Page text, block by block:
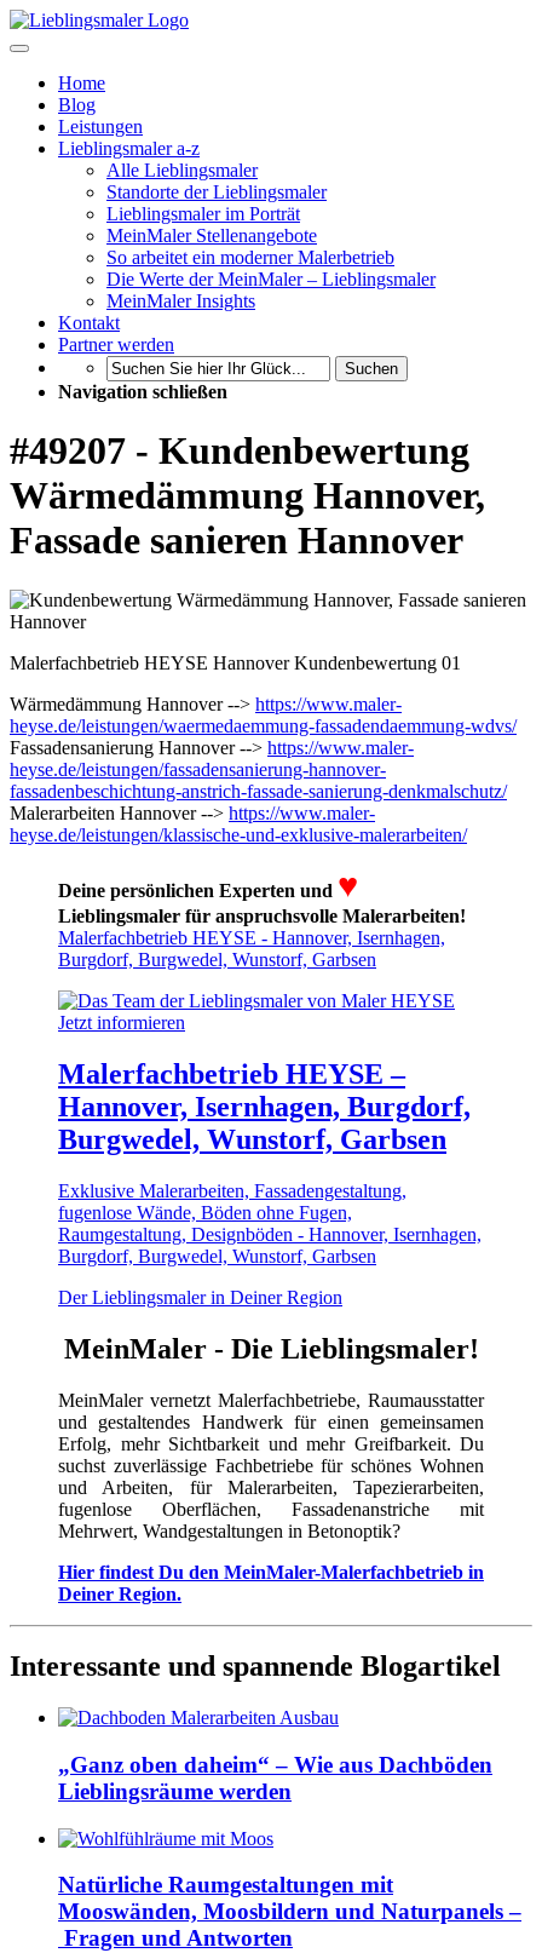
Home
Blog
Leistungen
Lieblingsmaler a-z
Alle Lieblingsmaler
Standorte der Lieblingsmaler
Lieblingsmaler im Porträt
MeinMaler Stellenangebote
So arbeitet ein moderner Malerbetrieb
Die Werte der MeinMaler – Lieblingsmaler
MeinMaler Insights
Kontakt
Partner werden
Suchen
Navigation schließen
#49207 - Kundenbewertung
Wärmedämmung Hannover,
Fassade sanieren Hannover
Malerfachbetrieb HEYSE Hannover Kundenbewertung 01
Wärmedämmung Hannover --> https://www.maler-
heyse.de/leistungen/waermedaemmung-fassadendaemmung-wdvs/
Fassadensanierung Hannover --> https://www.maler-
heyse.de/leistungen/fassadensanierung-hannover-
fassadenbeschichtung-anstrich-fassade-sanierung-denkmalschutz/
Malerarbeiten Hannover --> https://www.maler-
heyse.de/leistungen/klassische-und-exklusive-malerarbeiten/
Deine persönlichen Experten und ♥
Lieblingsmaler für anspruchsvolle Malerarbeiten!
Malerfachbetrieb HEYSE - Hannover, Isernhagen,
Burgdorf, Burgwedel, Wunstorf, Garbsen
Jetzt informieren
Malerfachbetrieb HEYSE –
Hannover, Isernhagen, Burgdorf,
Burgwedel, Wunstorf, Garbsen
Exklusive Malerarbeiten, Fassadengestaltung,
fugenlose Wände, Böden ohne Fugen,
Raumgestaltung, Designböden - Hannover, Isernhagen,
Burgdorf, Burgwedel, Wunstorf, Garbsen
Der Lieblingsmaler in Deiner Region
MeinMaler - Die Lieblingsmaler!
MeinMaler vernetzt Malerfachbetriebe, Raumausstatter
und gestaltendes Handwerk für einen gemeinsamen
Erfolg, mehr Sichtbarkeit und mehr Greifbarkeit. Du
suchst zuverlässige Fachbetriebe für schönes Wohnen
und Arbeiten, für Malerarbeiten, Tapezierarbeiten,
fugenlose Oberflächen, Fassadenanstriche mit
Mehrwert, Wandgestaltungen in Betonoptik?
Hier findest Du den MeinMaler-Malerfachbetrieb in
Deiner Region.
Interessante und spannende Blogartikel
„Ganz oben daheim“ – Wie aus Dachböden
Lieblingsräume werden
Natürliche Raumgestaltungen mit
Mooswänden, Moosbildern und Naturpanels –
Fragen und Antworten